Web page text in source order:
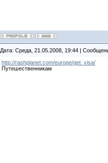
Дата: Среда, 21.05.2008, 19:44 |
http://rashplanet.com/europe/get_visa/
Путешественникам